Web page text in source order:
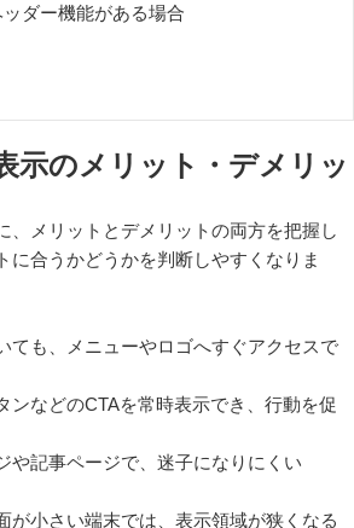
ダー機能がある場合
示のメリット・デメリッ
、メリットとデメリットの両方を把握し
に合うかどうかを判断しやすくなりま
ても、メニューやロゴへすぐアクセスで
ンなどのCTAを常時表示でき、行動を促
や記事ページで、迷子になりにくい
が小さい端末では、表示領域が狭くなる